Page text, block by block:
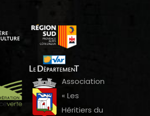
Association
« Les
Héritiers du